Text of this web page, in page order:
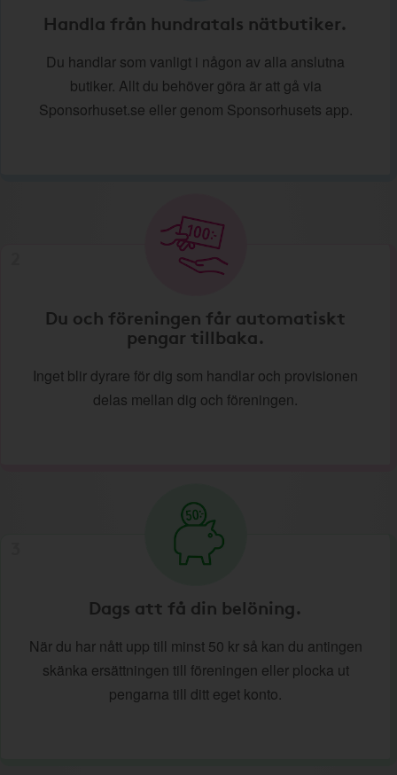
Handla från hundratals nätbutiker.
Du handlar som vanligt i någon av alla anslutna
butiker. Allt du behöver göra är att gå via
Sponsorhuset.se eller genom Sponsorhusets app.
Du och föreningen får automatiskt
pengar tillbaka.
Inget blir dyrare för dig som handlar och provisionen
delas mellan dig och föreningen.
Dags att få din belöning.
När du har nått upp till minst 50 kr så kan du antingen
skänka ersättningen till föreningen eller plocka ut
pengarna till ditt eget konto.